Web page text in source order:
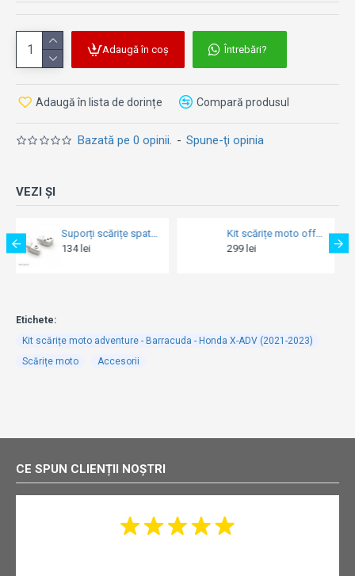
Bazată pe 0 opinii. - Spune-ţi opinia
Adaugă în coș Întrebări?
Adaugă în lista de dorințe Compară produsul
VEZI ȘI
Etichete:
Kit scărițe moto adventure - Barracuda - Honda X-ADV (2021-2023)
Scărițe moto
Accesorii
CE SPUN CLIENȚII NOȘTRI